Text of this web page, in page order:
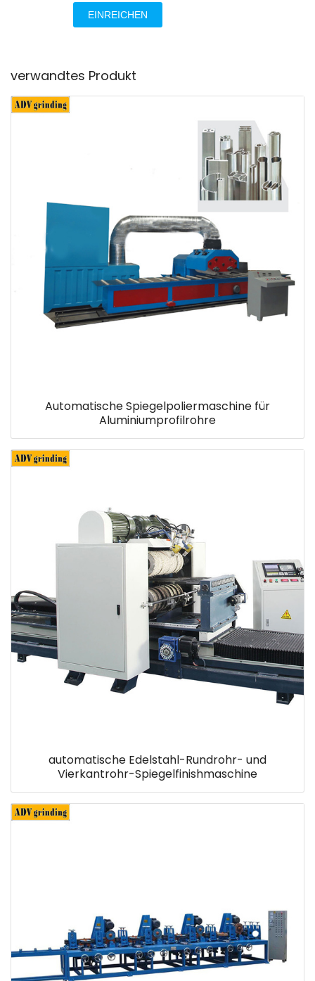
EINREICHEN
verwandtes Produkt
Automatische Spiegelpoliermaschine für
Aluminiumprofilrohre
automatische Edelstahl-Rundrohr- und
Vierkantrohr-Spiegelfinishmaschine